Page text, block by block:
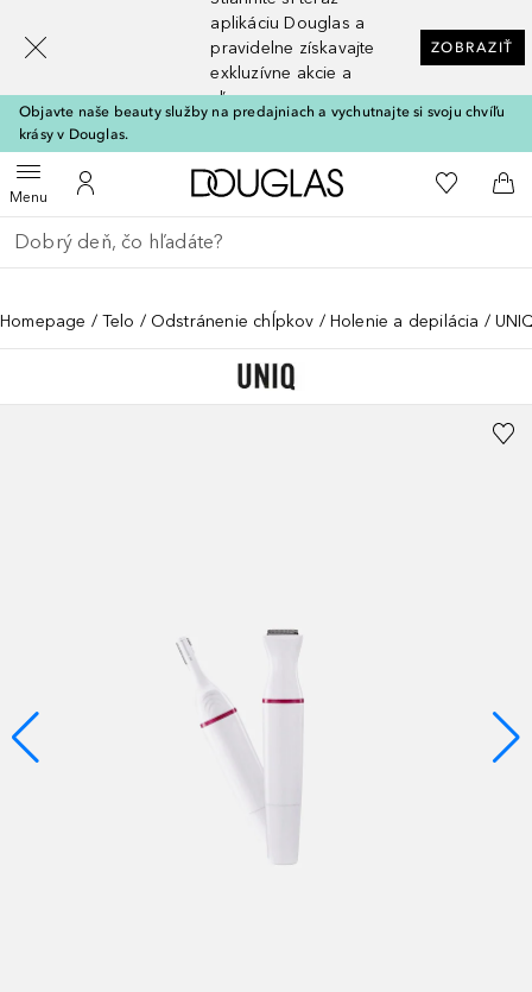
aplikáciu Douglas a
pravidelne získavajte
exkluzívne akcie a
zľavy
ZOBRAZIŤ
Objavte naše beauty služby na predajniach a vychutnajte si svoju chvíľu
krásy v Douglas.
MenuOtvoriť menuDo môjho účtu
Domov Do môjho
Do
Choď späť
Vykonajte vyhľadávanie
Homepage Telo Odstránenie chĺpkov Holenie a depilácia
[navigation.slideout.screenreader]